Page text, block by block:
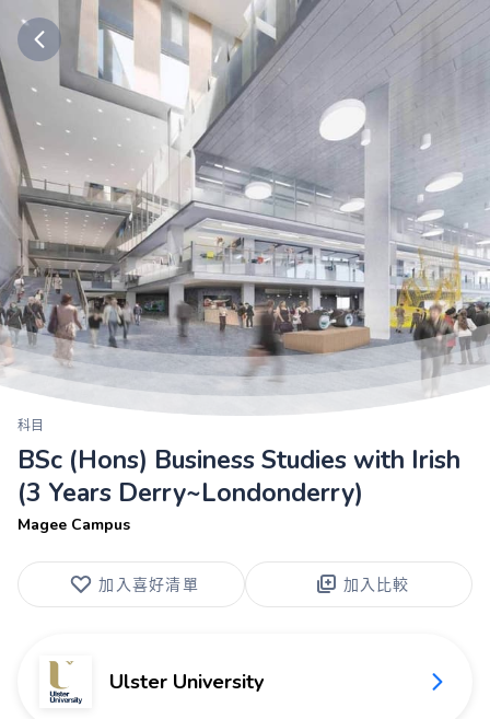
科目
BSc (Hons) Business Studies with Irish
(3 Years Derry~Londonderry)
Magee Campus
加入喜好清單 加入比較
Ulster University